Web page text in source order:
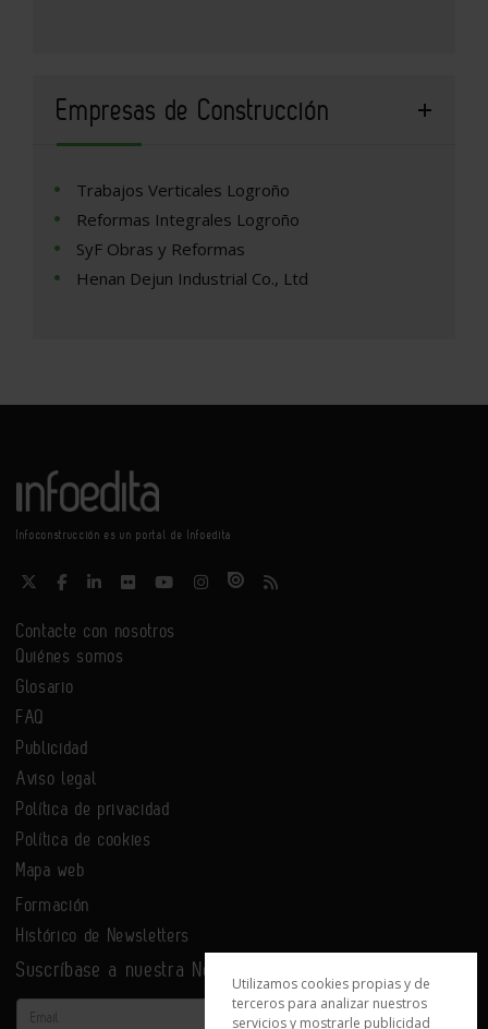
Empresas de Construcción
Trabajos Verticales Logroño
Reformas Integrales Logroño
SyF Obras y Reformas
Henan Dejun Industrial Co., Ltd
Infoconstrucción es un portal de Infoedita
Contacte con nosotros
Quiénes somos
Glosario
FAQ
Publicidad
Aviso legal
Política de privacidad
Política de cookies
Mapa web
Formación
Histórico de Newsletters
Suscríbase a nuestra Newsletter
Email
Utilizamos cookies propias y de
terceros para analizar nuestros
servicios y mostrarle publicidad